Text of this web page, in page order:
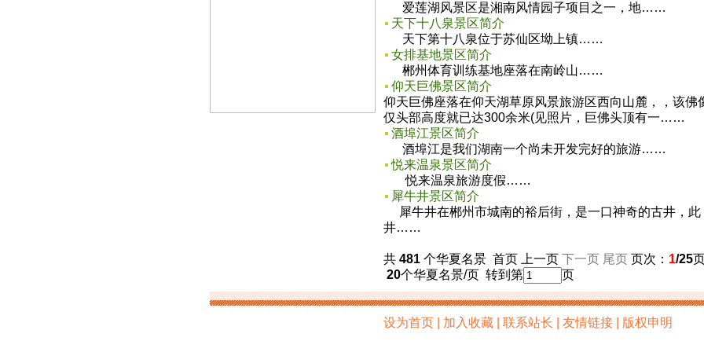
爱莲湖风景区是湘南风情园子项目之一，地……
天下十八泉景区简介
天下第十八泉位于苏仙区坳上镇……
女排基地景区简介
郴州体育训练基地座落在南岭山……
仰天巨佛景区简介
仰天巨佛座落在仰天湖草原风景旅游区西向山麓，，该佛
仅头部高度就已达300余米(见照片，巨佛头顶有一……
酒埠江景区简介
酒埠江是我们湖南一个尚未开发完好的旅游……
悦来温泉景区简介
悦来温泉旅游度假……
犀牛井景区简介
犀牛井在郴州市城南的裕后街，是一口神奇的古井，此
井……
共 481 个华夏名景 首页 上一页 下一页 尾页 页次： 1/25
20个华夏名景/页 转到第 页
设为首页 | 加入收藏 | 联系站长 | 友情链接 | 版权申明